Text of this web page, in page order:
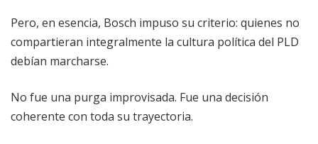
Pero, en esencia, Bosch impuso su criterio: quienes no
compartieran integralmente la cultura política del PLD
debían marcharse.
No fue una purga improvisada. Fue una decisión
coherente con toda su trayectoria.